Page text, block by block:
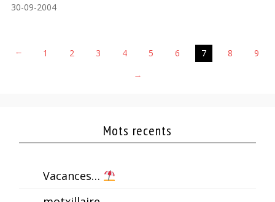
30-09-2004
← 1 2 3 4 5 6 7 8
9
→
Mots recents
Vacances…